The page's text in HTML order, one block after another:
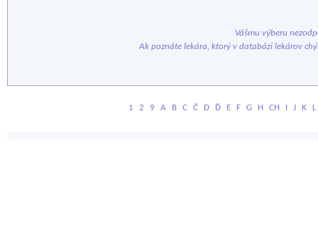
Vášmu výberu
Ak poznáte lekára, ktorý v databázi lekárov
1 2 9 A B C Č D Ď E F G H CH I J K L